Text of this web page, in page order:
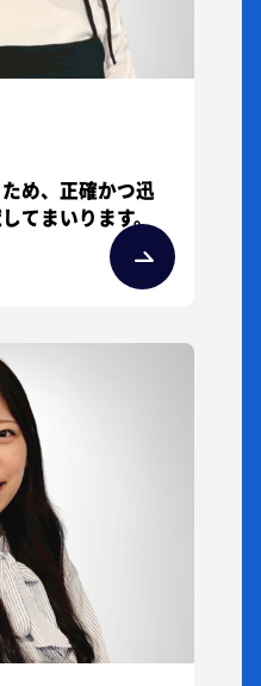
め、正確かつ迅
てまいります。